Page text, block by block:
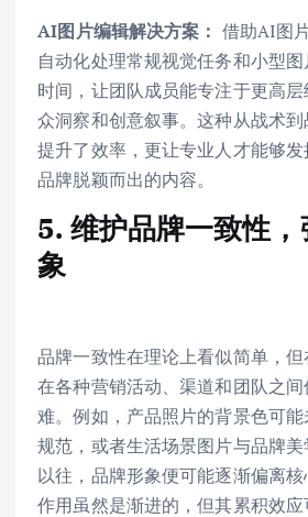
AI图片编辑解决方案： 借助AI图
自动化处理常规视觉任务和小型
时间，让团队成员能专注于更高
众洞察和创意叙事。这种从战术
提升了效率，更让专业人才能够
品牌脱颖而出的内容。
5. 维护品牌一致性
象
品牌一致性在理论上看似简单，
在各种营销活动、渠道和团队之
难。例如，产品照片的背景色可
规范，或者生活场景图片与品牌
以往，品牌形象便可能逐渐偏离
作用虽然是渐进的，但其累积效